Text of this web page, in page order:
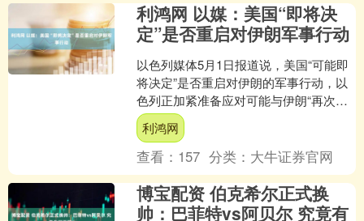
利鸿网 以媒：美国“即将决
定”是否重启对伊朗军事行动
以色列媒体5月1日报道说，美国“可能即
将决定”是否重启对伊朗的军事行动，以
色列正加紧准备应对可能与伊朗“再次开
战”的情况。 据以色列第12频道电视台报
道，以色列....
利鸿网
查看： 157 分类： 大牛证券官网
博宝配资 伯克希尔正式换
帅：巴菲特vs阿贝尔 究竟有